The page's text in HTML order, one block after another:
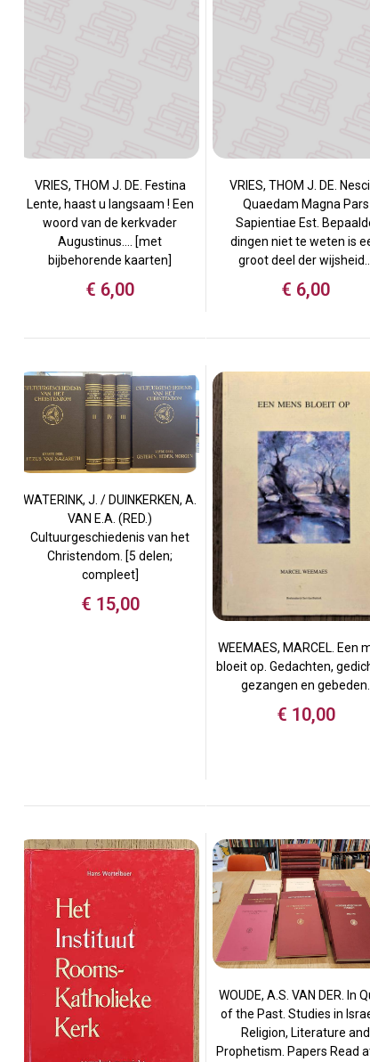
VRIES, THOM J. DE. Festina
Lente, haast u langsaam ! Een
woord van de kerkvader
Augustinus…. [met
bijbehorende kaarten]
€ 6,00
VRIES, THOM J. DE.
Quaedam Magna Pars
Sapientiae Est.
dingen niet te weten is
groot deel der wijsheid…
€ 6,00
WATERINK, J. / DUINKERKEN, A.
VAN E.A. (RED.)
Cultuurgeschiedenis van het
Christendom. [5 delen;
compleet]
€ 15,00
WEEMAES, MARCEL. Een
bloeit op. Gedachten,
gezangen en gebeden.
€ 10,00
WOUDE, A.S. VAN DER. In
of the Past. Studies in
Religion, Literature and
Prophetism. Papers Read